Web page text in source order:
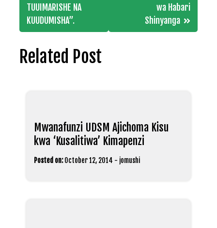
TUUIMARISHE NA
KUUDUMISHA”.
wa Habari
Shinyanga
Related Post
Mwanafunzi UDSM Ajichoma Kisu
kwa ‘Kusalitiwa’ Kimapenzi
Posted on: October 12, 2014 - jomushi